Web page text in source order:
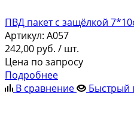
ПВД пакет с защёлкой
Артикул: A057
242,00 руб. / шт.
Цена по запросу
Подробнее
В сравнение
Быстрый